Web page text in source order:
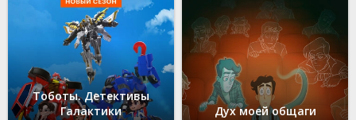
Тоботы. Детективы
Галактики
Дух моей общаги